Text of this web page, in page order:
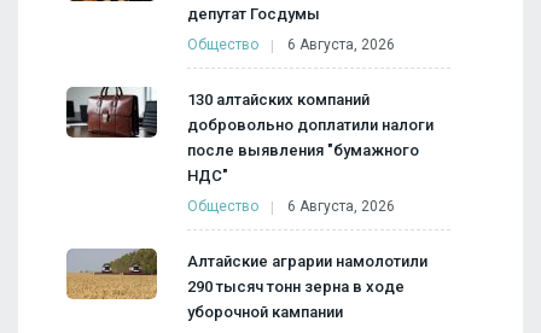
депутат Госдумы
Общество 6 Августа, 2026
130 алтайских компаний
добровольно доплатили налоги
после выявления "бумажного
НДС"
Общество 6 Августа, 2026
Алтайские аграрии намолотили
290 тысяч тонн зерна в ходе
уборочной кампании